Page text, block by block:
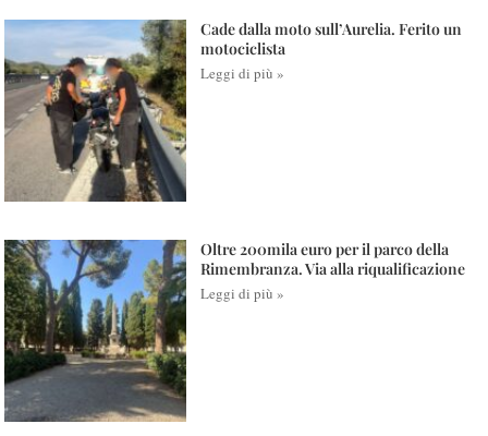
Cade dalla moto sull’Aurelia. Ferito un
motociclista
Leggi di più »
Oltre 200mila euro per il parco della
Rimembranza. Via alla riqualificazione
Leggi di più »